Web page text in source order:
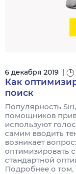
6 декабря 2019 |
Как
поиск
Популярность
помощников
используют
самим вводить
возникает
оптимизировать
стандартной
Подробнее о том,